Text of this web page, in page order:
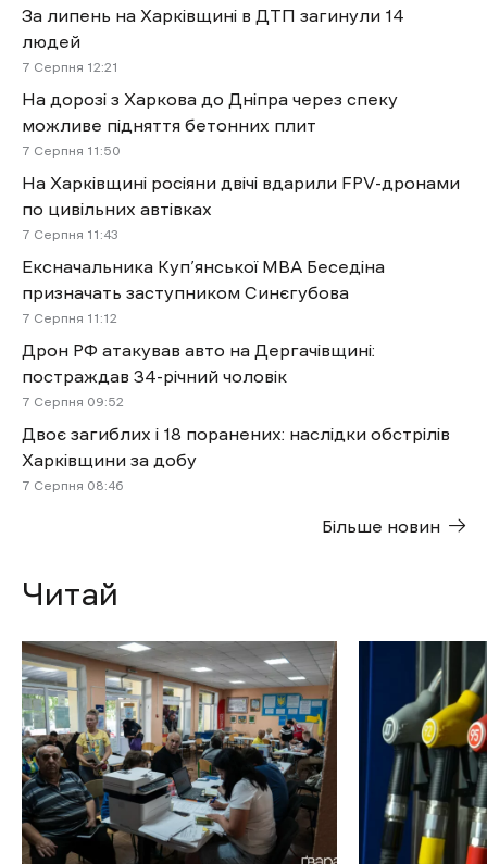
За липень на Харківщині в ДТП загинули 14
людей
7 Cерпня 12:21
На дорозі з Харкова до Дніпра через спеку
можливе підняття бетонних плит
7 Cерпня 11:50
На Харківщині росіяни двічі вдарили FPV-дронами
по цивільних автівках
7 Cерпня 11:43
Ексначальника Куп’янської МВА Беседіна
призначать заступником Синєгубова
7 Cерпня 11:12
Дрон РФ атакував авто на Дергачівщині:
постраждав 34-річний чоловік
7 Cерпня 09:52
Двоє загиблих і 18 поранених: наслідки обстрілів
Харківщини за добу
7 Cерпня 08:46
Більше новин
Читай